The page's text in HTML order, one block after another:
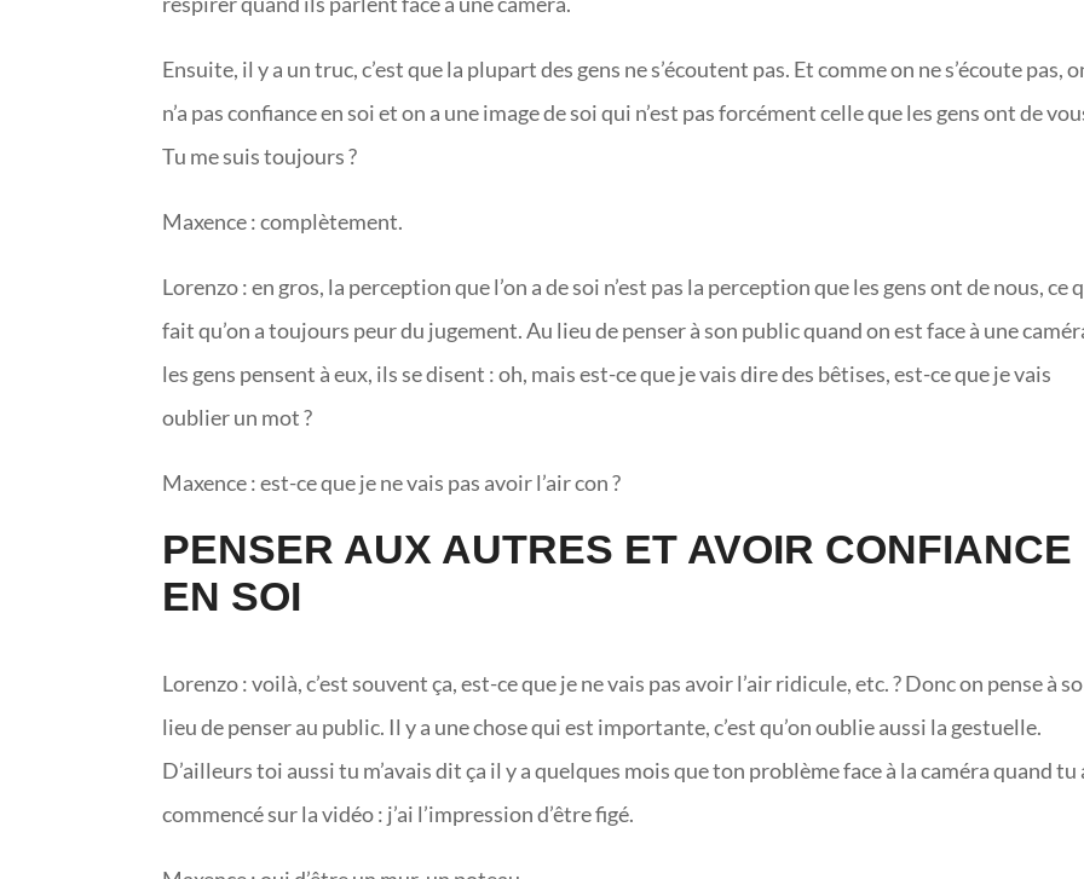
Ensuite, il y a un truc, c’est que la plupart des gens ne s’écoutent pas. Et comme on ne s’écoute pas,
n’a pas confiance en soi et on a une image de soi qui n’est pas forcément celle que les gens ont de
Tu me suis toujours ?
Maxence : complètement.
Lorenzo : en gros, la perception que l’on a de soi n’est pas la perception que les gens ont de nous, ce
fait qu’on a toujours peur du jugement. Au lieu de penser à son public quand on est face à une
les gens pensent à eux, ils se disent : oh, mais est-ce que je vais dire des bêtises, est-ce que je vais
oublier un mot ?
Maxence : est-ce que je ne vais pas avoir l’air con ?
PENSER AUX AUTRES ET AVOIR CONFIANCE
EN SOI
Lorenzo : voilà, c’est souvent ça, est-ce que je ne vais pas avoir l’air ridicule, etc. ? Donc on pense à
lieu de penser au public. Il y a une chose qui est importante, c’est qu’on oublie aussi la gestuelle.
D’ailleurs toi aussi tu m’avais dit ça il y a quelques mois que ton problème face à la caméra quand tu
commencé sur la vidéo : j’ai l’impression d’être figé.